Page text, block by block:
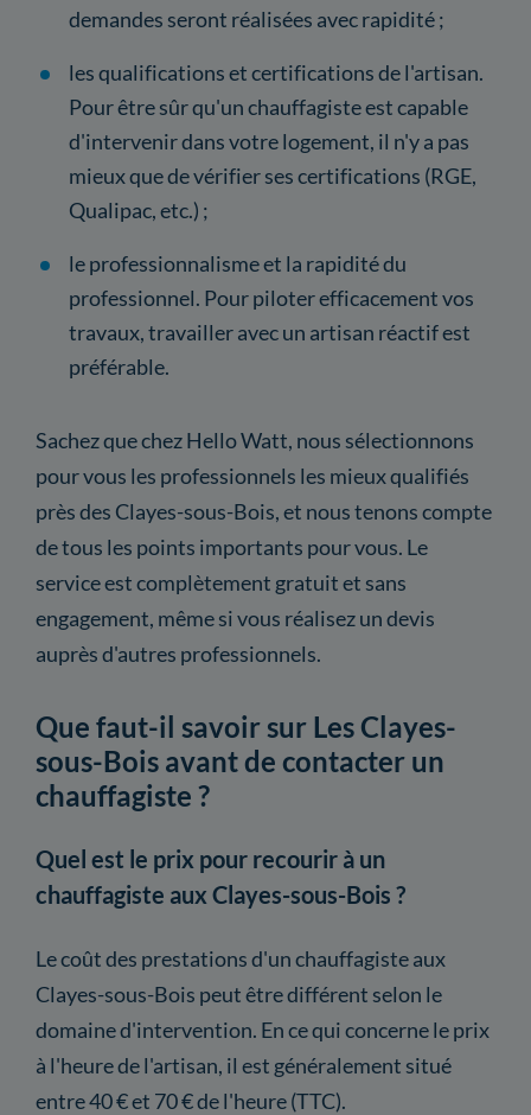
demandes seront réalisées avec rapidité ;
les qualifications et certifications de l'artisan.
Pour être sûr qu'un chauffagiste est capable
d'intervenir dans votre logement, il n'y a pas
mieux que de vérifier ses certifications (RGE,
Qualipac, etc.) ;
le professionnalisme et la rapidité du
professionnel. Pour piloter efficacement vos
travaux, travailler avec un artisan réactif est
préférable.
Sachez que chez Hello Watt, nous sélectionnons
pour vous les professionnels les mieux qualifiés
près des Clayes-sous-Bois, et nous tenons compte
de tous les points importants pour vous. Le
service est complètement gratuit et sans
engagement, même si vous réalisez un devis
auprès d'autres professionnels.
Que faut-il savoir sur Les Clayes-
sous-Bois avant de contacter un
chauffagiste ?
Quel est le prix pour recourir à un
chauffagiste aux Clayes-sous-Bois ?
Le coût des prestations d'un chauffagiste aux
Clayes-sous-Bois peut être différent selon le
domaine d'intervention. En ce qui concerne le prix
à l'heure de l'artisan, il est généralement situé
entre 40 € et 70 € de l'heure (TTC).